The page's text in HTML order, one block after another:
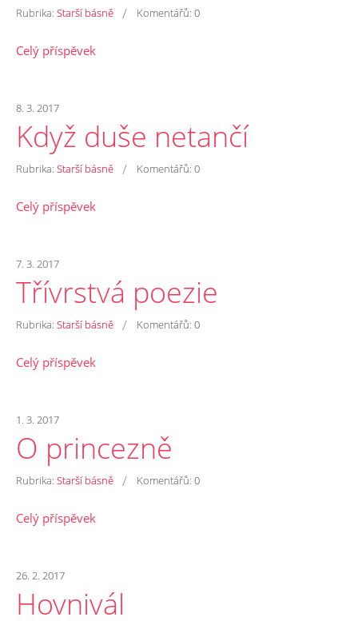
Rubrika: Starší básně / Komentářů: 0
Celý příspěvek
8. 3. 2017
Když duše netančí
Rubrika: Starší básně / Komentářů: 0
Celý příspěvek
7. 3. 2017
Třívrstvá poezie
Rubrika: Starší básně / Komentářů: 0
Celý příspěvek
1. 3. 2017
O princezně
Rubrika: Starší básně / Komentářů: 0
Celý příspěvek
26. 2. 2017
Hovnivál